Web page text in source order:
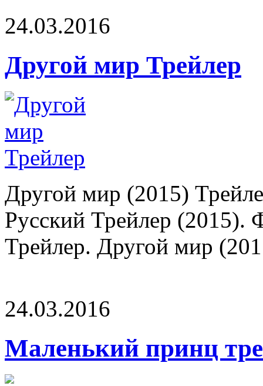
24.03.2016
Другой мир Трейлер
Другой мир (2015)
Русский Трейлер (2015).
Трейлер. Другой мир
24.03.2016
Маленький принц